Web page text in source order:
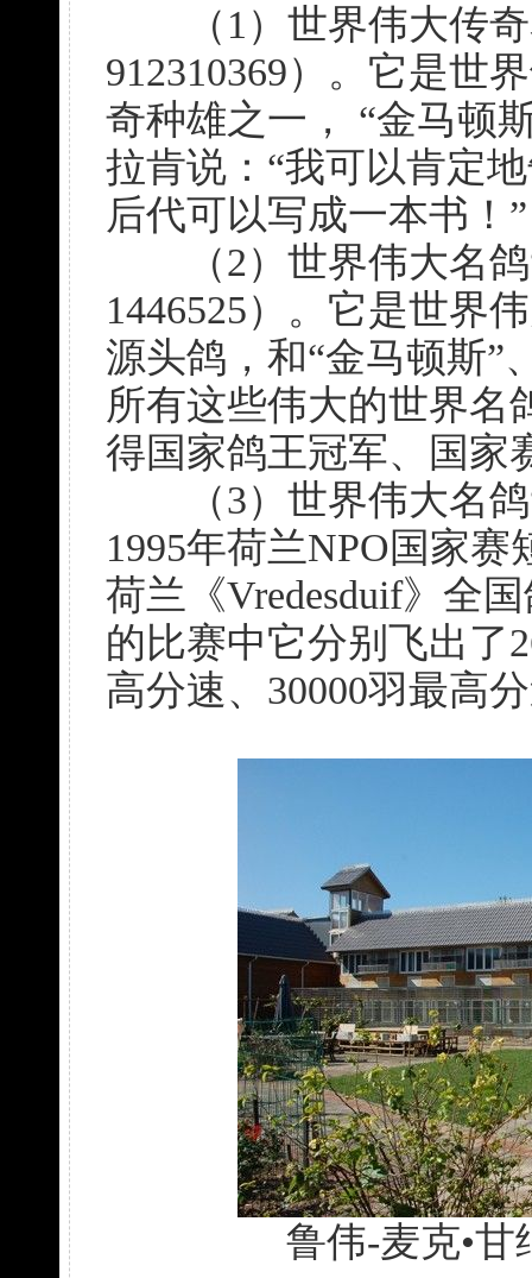
（1）世界伟大传奇
912310369）。它是世
奇种雄之一， “金马顿
拉肯说：“我可以肯定
后代可以写成一本书！”
（2）世界伟大名鸽
1446525）。它是世界
源头鸽，和“金马顿斯”
所有这些伟大的世界名
得国家鸽王冠军、国家
（3）世界伟大名鸽“
1995年荷兰NPO国家
荷兰《Vredesduif》全
的比赛中它分别飞出了
高分速、30000羽最高
鲁伟-麦克•甘